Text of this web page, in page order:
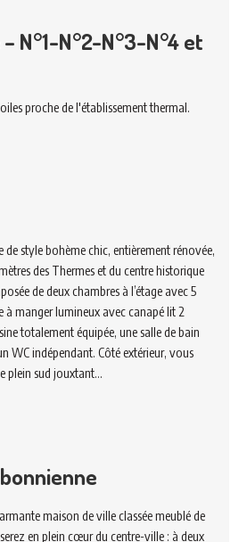
N°1-N°2-N°3-N°4 et
proche de l'établissement thermal.
de style bohème chic, entièrement rénovée,
des Thermes et du centre historique
de deux chambres à l’étage avec 5
à manger lumineux avec canapé lit 2
totalement équipée, une salle de bain
WC indépendant. Côté extérieur, vous
plein sud jouxtant…
maison de ville classée meublé de
en plein cœur du centre-ville : à deux